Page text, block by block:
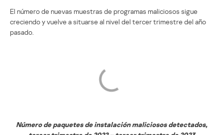
El número de nuevas muestras de programas maliciosos sigue
creciendo y vuelve a situarse al nivel del tercer trimestre del año
pasado.
Número de paquetes de instalación maliciosos detectados,